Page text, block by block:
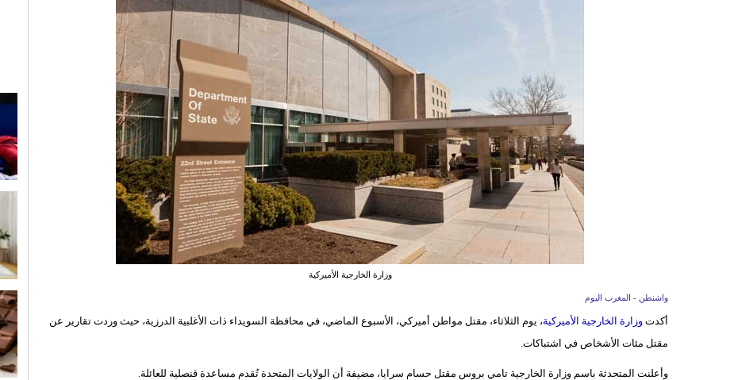
وزارة الخارجية الأميركية
واشنطن - المغرب اليوم
أكدت وزارة الخارجية الأميركية، يوم الثلاثاء، مقتل مواطن أميركي، الأسبوع الماضي، في محافظة السويداء ذات الأغلبية الدرزية، حيث وردت تقارير عن
مقتل مئات الأشخاص في اشتباكات.
وأعلنت المتحدثة باسم وزارة الخارجية تامي بروس مقتل حسام سرايا، مضيفة أن الولايات المتحدة تُقدم مساعدة قنصلية للعائلة.